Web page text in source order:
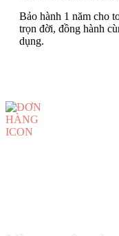
Bảo hành 1 năm cho
trọn đời, đồng hành
dụng.